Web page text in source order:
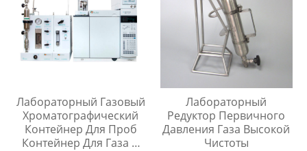
Лабораторный Газовый
Хроматографический
Контейнер Для Проб
Контейнер Для Газа И
Лабораторный
Редуктор Первичного
Давления Газа Высокой
Чистоты